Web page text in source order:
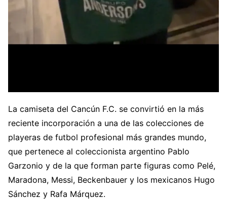
La camiseta del Cancún F.C. se convirtió en la más
reciente incorporación a una de las colecciones de
playeras de futbol profesional más grandes mundo,
que pertenece al coleccionista argentino Pablo
Garzonio y de la que forman parte figuras como Pelé,
Maradona, Messi, Beckenbauer y los mexicanos Hugo
Sánchez y Rafa Márquez.